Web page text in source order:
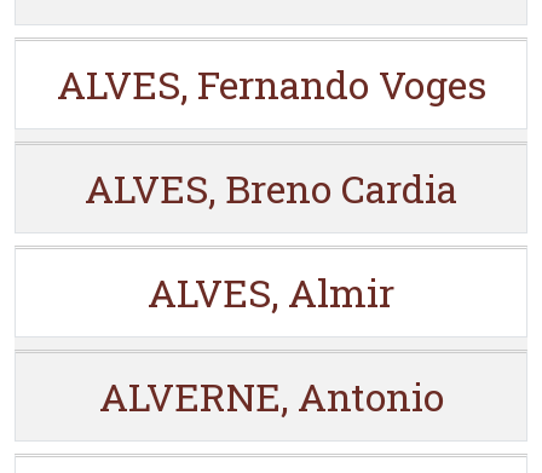
ALVES, Fernando Voges
ALVES, Breno Cardia
ALVES, Almir
ALVERNE, Antonio